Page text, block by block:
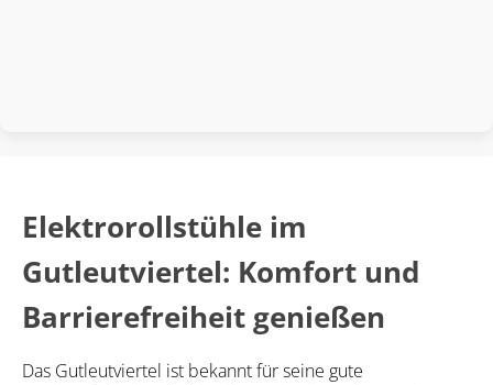
Elektrorollstühle im
Gutleutviertel: Komfort und
Barrierefreiheit genießen
Das Gutleutviertel ist bekannt für seine gute